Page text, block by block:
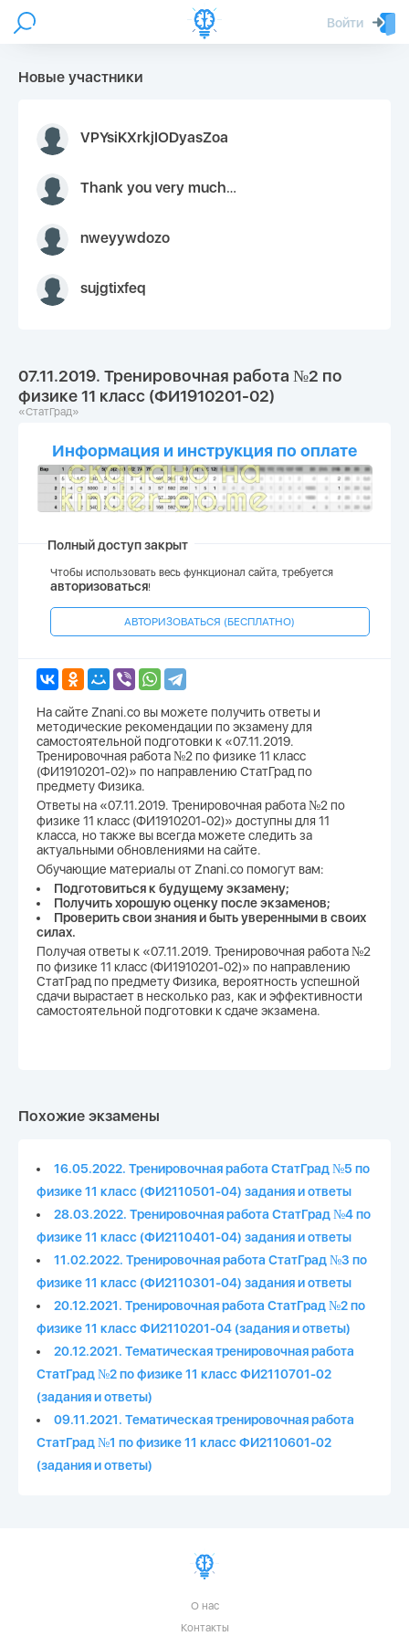
Войти
Новые участники
VPYsiKXrkjIODyasZoa
Thank you very much for your inquiry We appreciate you 9126052 https://youtube.com faceapple !
nweyywdozo
sujgtixfeq
07.11.2019. Тренировочная работа №2 по
физике 11 класс (ФИ1910201-02)
«СтатГрад»
Информация и инструкция по оплате
Полный доступ закрыт
Чтобы использовать весь функционал сайта, требуется
авторизоваться!
АВТОРИЗОВАТЬСЯ (БЕСПЛАТНО)
На сайте Znani.co вы можете получить ответы и
методические рекомендации по экзамену для
самостоятельной подготовки к «07.11.2019.
Тренировочная работа №2 по физике 11 класс
(ФИ1910201-02)» по направлению СтатГрад по
предмету Физика.
Ответы на «07.11.2019. Тренировочная работа №2 по
физике 11 класс (ФИ1910201-02)» доступны для 11
класса, но также вы всегда можете следить за
актуальными обновлениями на сайте.
Обучающие материалы от Znani.co помогут вам:
Подготовиться к будущему экзамену;
Получить хорошую оценку после экзаменов;
Проверить свои знания и быть уверенными в своих
силах.
Получая ответы к «07.11.2019. Тренировочная работа №2
по физике 11 класс (ФИ1910201-02)» по направлению
СтатГрад по предмету Физика, вероятность успешной
сдачи вырастает в несколько раз, как и эффективности
самостоятельной подготовки к сдаче экзамена.
Похожие экзамены
16.05.2022. Тренировочная работа СтатГрад №5 по
физике 11 класс (ФИ2110501-04) задания и ответы
28.03.2022. Тренировочная работа СтатГрад №4 по
физике 11 класс (ФИ2110401-04) задания и ответы
11.02.2022. Тренировочная работа СтатГрад №3 по
физике 11 класс (ФИ2110301-04) задания и ответы
20.12.2021. Тренировочная работа СтатГрад №2 по
физике 11 класс ФИ2110201-04 (задания и ответы)
20.12.2021. Тематическая тренировочная работа
СтатГрад №2 по физике 11 класс ФИ2110701-02
(задания и ответы)
09.11.2021. Тематическая тренировочная работа
СтатГрад №1 по физике 11 класс ФИ2110601-02
(задания и ответы)
О нас
Контакты